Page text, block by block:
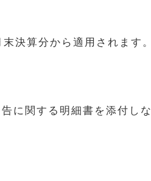
決算分から適用されます。
に関する明細書を添付しな